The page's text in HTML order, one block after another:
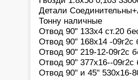
Детали
Тонну наличные
Отвод 90" 133х4 ст.20
Отвод 90" 168х14 -
Отвод 90" 219-12-09г2с
Отвод 90" 377х16--
Отвод 90" и 45" 530х16-